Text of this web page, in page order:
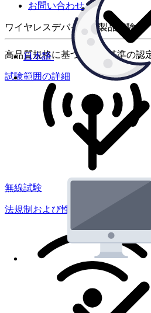
日本語
お問い合わせ
ワイヤレスデバイスの製品試験
高品質規格に基づく国際基準の認
試験範囲の詳細
無線試験
法規制および性能試験